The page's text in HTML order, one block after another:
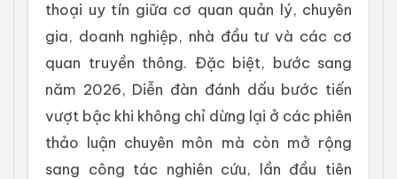
thoại uy tín giữa cơ quan quản lý, chuyên
gia, doanh nghiệp, nhà đầu tư và các cơ
quan truyền thông. Đặc biệt, bước sang
năm 2026, Diễn đàn đánh dấu bước tiến
vượt bậc khi không chỉ dừng lại ở các phiên
thảo luận chuyên môn mà còn mở rộng
sang công tác nghiên cứu, lần đầu tiên